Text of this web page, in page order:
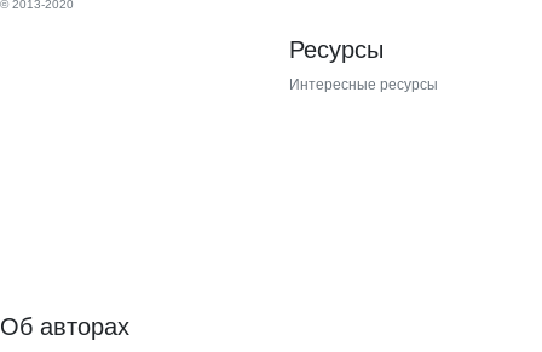
© 2013-2020
Ресурсы
Интересные ресурсы
Об авторах